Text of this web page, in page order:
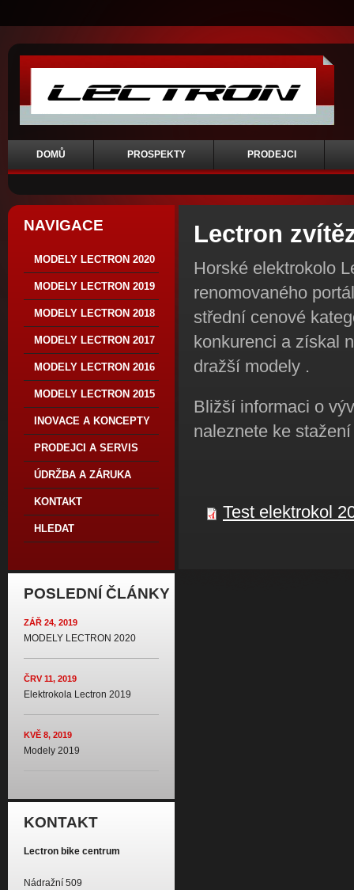
DOMŮ PROSPEKTY PRODEJCI
NAVIGACE
MODELY LECTRON 2020
MODELY LECTRON 2019
MODELY LECTRON 2018
MODELY LECTRON 2017
MODELY LECTRON 2016
MODELY LECTRON 2015
INOVACE A KONCEPTY
PRODEJCI A SERVIS
ÚDRŽBA A ZÁRUKA
KONTAKT
HLEDAT
POSLEDNÍ ČLÁNKY
ZÁŘ 24, 2019
MODELY LECTRON 2020
ČRV 11, 2019
Elektrokola Lectron 2019
KVĚ 8, 2019
Modely 2019
KONTAKT
Lectron bike centrum
Nádražní 509
Lectron
Horské elektrokolo
renomovaného
střední cenové
konkurenci a získal
dražší modely .
Bližší informaci o
naleznete ke
Test elektrokol